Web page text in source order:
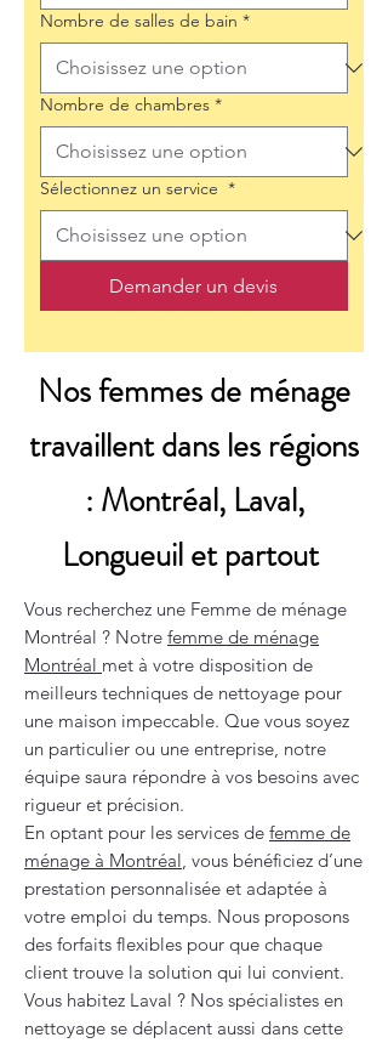
Nombre de salles de bain *
Nombre de chambres *
Sélectionnez un service *
Demander un devis
Nos femmes de ménage
travaillent dans les régions
: Montréal, Laval,
Longueuil et partout
Vous recherchez une Femme de ménage
Montréal ? Notre femme de ménage
Montréal met à votre disposition de
meilleurs techniques de nettoyage pour
une maison impeccable. Que vous soyez
un particulier ou une entreprise, notre
équipe saura répondre à vos besoins avec
rigueur et précision.
En optant pour les services de femme de
ménage à Montréal, vous bénéficiez d’une
prestation personnalisée et adaptée à
votre emploi du temps. Nous proposons
des forfaits flexibles pour que chaque
client trouve la solution qui lui convient.
Vous habitez Laval ? Nos spécialistes en
nettoyage se déplacent aussi dans cette